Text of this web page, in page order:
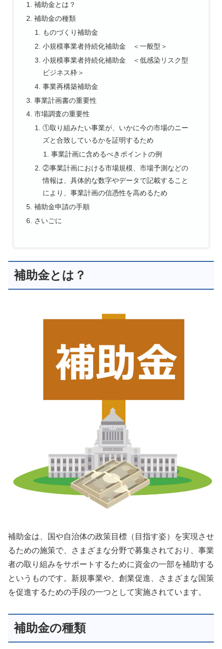
補助金とは？
補助金の種類
ものづくり補助金
小規模事業者持続化補助金 ＜一般型＞
小規模事業者持続化補助金 ＜低感染リスク型
ビジネス枠＞
事業再構築補助金
事業計画書の重要性
市場調査の重要性
①取り組みたい事業が、いかに今の市場のニー
ズと合致しているかを証明するため
事業計画に含めるべきポイントの例
②事業計画における市場規模、市場予測などの
情報は、具体的な数字やデータで記載すること
により、事業計画の信憑性を高めるため
補助金申請の手順
さいごに
補助金とは？
補助金は、国や自治体の政策目標（目指す姿）を実現させ
るための施策で、さまざまな分野で募集されており、事業
者の取り組みをサポートするために資金の一部を補助する
というものです。新規事業や、創業促進、さまざまな国策
を促進するための手段の一つとして実施されています。
補助金の種類